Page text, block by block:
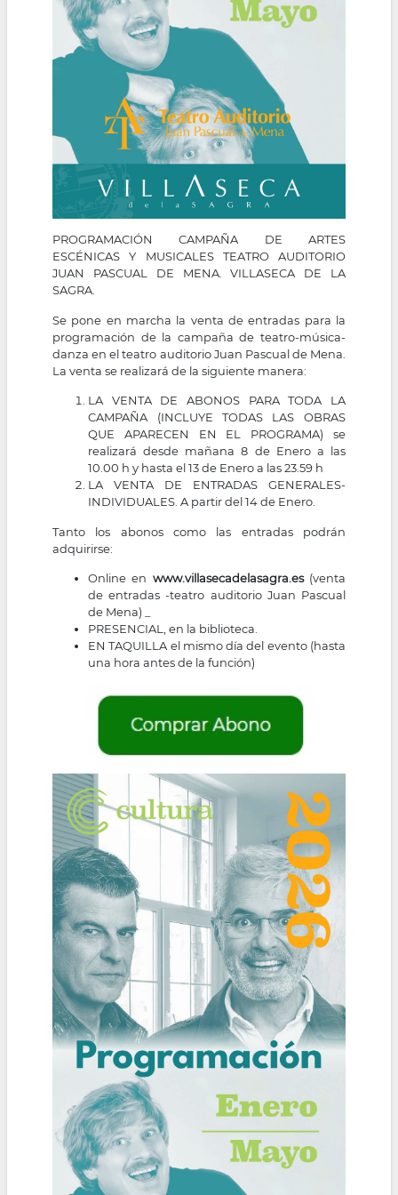
PROGRAMACIÓN CAMPAÑA DE ARTES
ESCÉNICAS Y MUSICALES TEATRO AUDITORIO
JUAN PASCUAL DE MENA. VILLASECA DE LA
SAGRA.
Se pone en marcha la venta de entradas para la
programación de la campaña de teatro-música-
danza en el teatro auditorio Juan Pascual de Mena.
La venta se realizará de la siguiente manera:
LA VENTA DE ABONOS PARA TODA LA
CAMPAÑA (INCLUYE TODAS LAS OBRAS
QUE APARECEN EN EL PROGRAMA) se
realizará desde mañana 8 de Enero a las
10.00 h y hasta el 13 de Enero a las 23.59 h
LA VENTA DE ENTRADAS GENERALES-
INDIVIDUALES. A partir del 14 de Enero.
Tanto los abonos como las entradas podrán
adquirirse:
Online en www.villasecadelasagra.es(venta
de entradas -teatro auditorio Juan Pascual
de Mena) _
PRESENCIAL, en la biblioteca.
EN TAQUILLA el mismo día del evento (hasta
una hora antes de la función)